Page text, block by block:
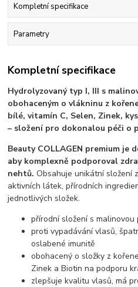
Kompletní specifikace
Parametry
Kompletní specifikace
Hydrolyzovaný typ I, III s
obohaceným o vlákninu z
bílé, vitamín C, Selen, Zinek,
– složení pro dokonalou péči o
Beauty COLLAGEN premium je
aby komplexně podporoval
nehtů. Obsahuje unikátní složení
aktivních látek, přírodních
jednotlivých složek.
přírodní složení s
proti vypadávání vlasů,
oslabené imunitě
obohacený o složky z
Zinek a Biotin na podporu
zlepšuje kvalitu vlasů, má